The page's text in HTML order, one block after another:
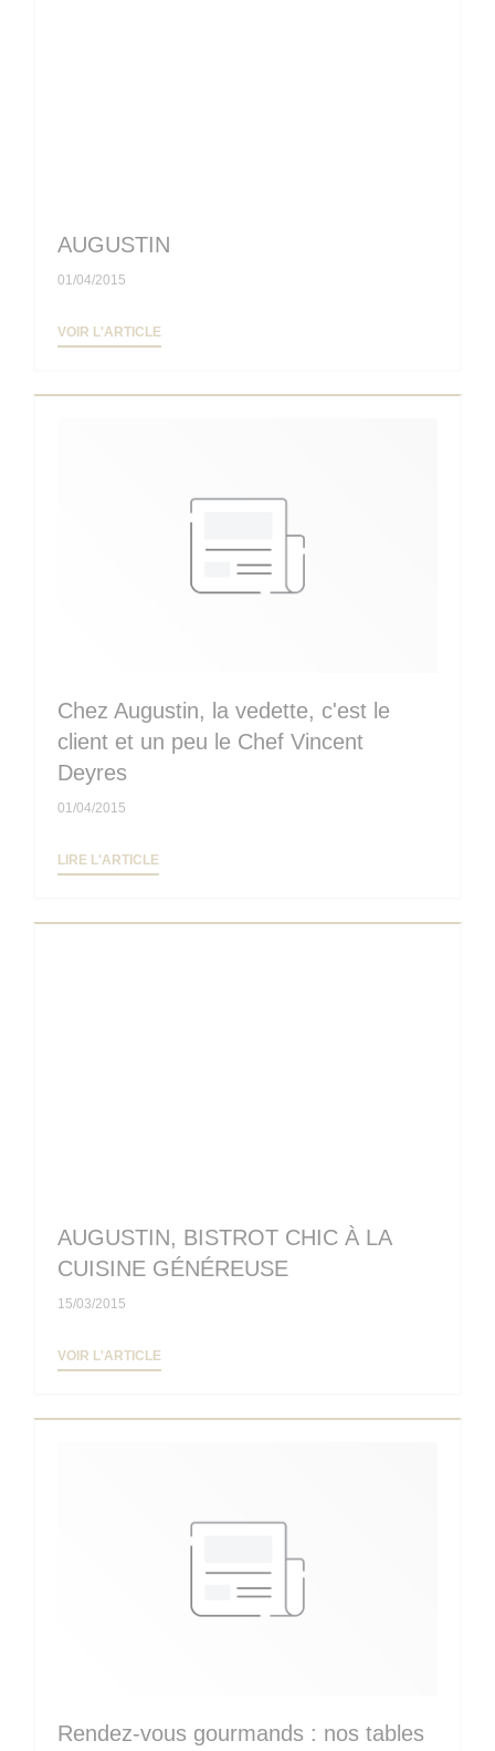
AUGUSTIN
01/04/2015
VOIR L'ARTICLE
Chez Augustin, la vedette, c'est le
client et un peu le Chef Vincent
Deyres
01/04/2015
LIRE L'ARTICLE
AUGUSTIN, BISTROT CHIC À LA
CUISINE GÉNÉREUSE
15/03/2015
VOIR L'ARTICLE
Rendez-vous gourmands : nos tables